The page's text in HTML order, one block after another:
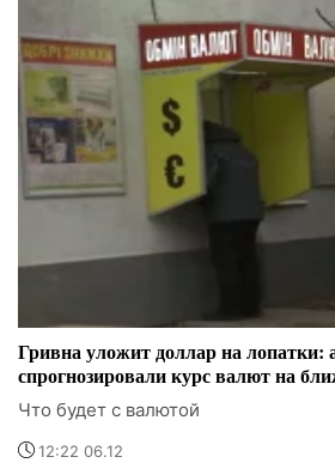
Гривна уложит доллар на лопатки:
спрогнозировали курс валют на
Что будет с валютой
12:22 06.12